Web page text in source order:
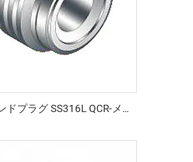
ステンレス鋼製エンドプラグ SS316L QCR-メタルフェース継手 1/8"-1" ブライトアニール／電解研磨仕上げ